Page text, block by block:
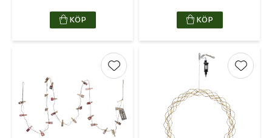
KÖP KÖP
Lägg till i favoriter Lägg